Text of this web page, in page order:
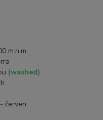
m.n.m.
(washed)
červen